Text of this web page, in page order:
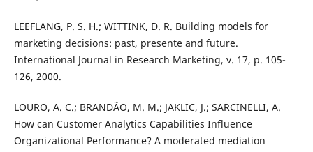
LEEFLANG, P. S. H.; WITTINK, D. R. Building models for
marketing decisions: past, presente and future.
International Journal in Research Marketing, v. 17, p. 105-
126, 2000.
LOURO, A. C.; BRANDÃO, M. M.; JAKLIC, J.; SARCINELLI, A.
How can Customer Analytics Capabilities Influence
Organizational Performance? A moderated mediation